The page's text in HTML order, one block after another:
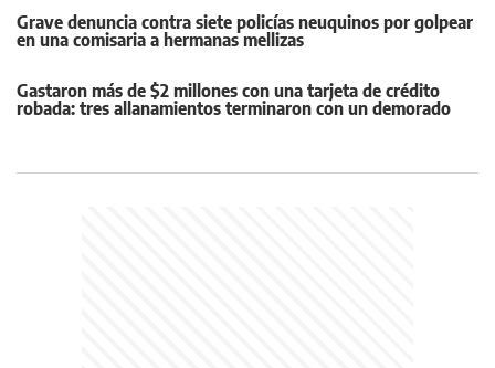
Grave denuncia contra siete policías neuquinos por golpear
en una comisaria a hermanas mellizas
Gastaron más de $2 millones con una tarjeta de crédito
robada: tres allanamientos terminaron con un demorado